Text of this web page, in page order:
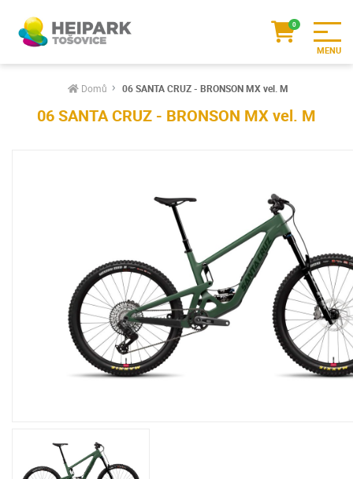
Domů 06 SANTA CRUZ - BRONSON MX vel. M
06 SANTA CRUZ - BRONSON MX vel. M